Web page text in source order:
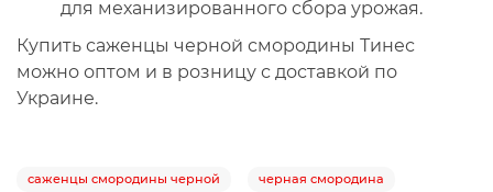
для механизированного сбора урожая.
Купить саженцы черной смородины Тинес
можно оптом и в розницу с доставкой по
Украине.
саженцы смородины черной черная смородина